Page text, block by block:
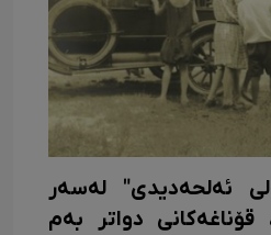
ئەلحەدیدی" لەسەر
قۆناغەکانی دواتر بەم